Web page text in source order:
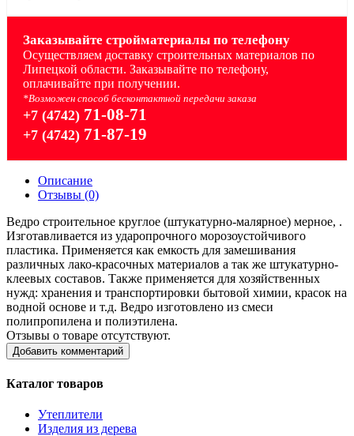
Заказывайте стройматериалы по телефону
Осуществляем доставку строительных материалов по
Липецкой области. Заказывайте по телефону,
оплачивайте при получении.
*Возможен способ бесконтактной передачи заказа
+7 (4742) 71-08-71
+7 (4742) 71-87-19
Описание
Отзывы (0)
Ведро строительное круглое (штукатурно-малярное) мерное, .
Изготавливается из ударопрочного морозоустойчивого
пластика. Применяется как емкость для замешивания
различных лако-красочных материалов а так же штукатурно-
клеевых составов. Также применяется для хозяйственных
нужд: хранения и транспортировки бытовой химии, красок на
водной основе и т.д. Ведро изготовлено из смеси
полипропилена и полиэтилена.
Отзывы о товаре отсутствуют.
Добавить комментарий
Каталог товаров
Утеплители
Изделия из дерева